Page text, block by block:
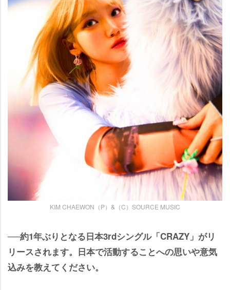
KIM CHAEWON（P）&（C）SOURCE MUSIC
──約1年ぶりとなる日本3rdシングル「CRAZY」がリ
リースされます。日本で活動することへの思いや意気
込みを教えてください。